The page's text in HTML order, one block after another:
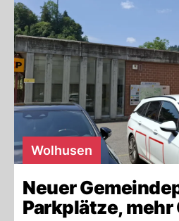
Wolhusen
Neuer
Parkplätze,